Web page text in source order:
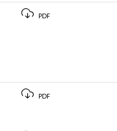
PDF
PDF